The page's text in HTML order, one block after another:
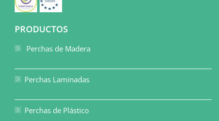
PRODUCTOS
Perchas de Madera
Perchas Laminadas
Perchas de Plástico